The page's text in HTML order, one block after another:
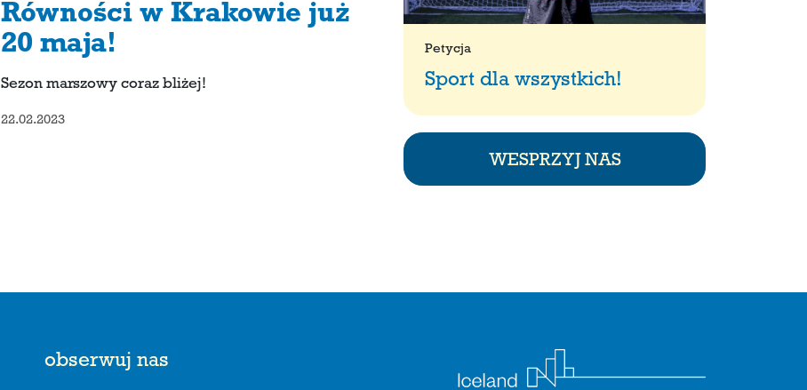
Równości w Krakowie już
20 maja!
Sezon marszowy coraz bliżej!
22.02.2023
Petycja
Sport dla wszystkich!
WESPRZYJ NAS
obserwuj nas